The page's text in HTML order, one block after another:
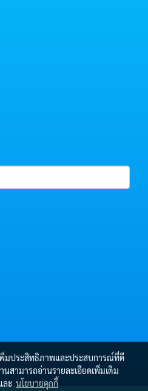
พิ่มประสิทธิภาพและประสบการณ์ที่ดี
นสามารถอ่านรายละเอียดเพิ่มเติม
ละ นโยบายคุกกี้